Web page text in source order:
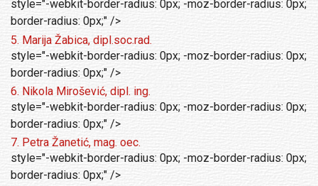
style="-webkit-border-radius: 0px; -moz-border-radius: 0px;
border-radius: 0px;" />
5. Marija Žabica, dipl.soc.rad.
style="-webkit-border-radius: 0px; -moz-border-radius: 0px;
border-radius: 0px;" />
6. Nikola Mirošević, dipl. ing.
style="-webkit-border-radius: 0px; -moz-border-radius: 0px;
border-radius: 0px;" />
7. Petra Žanetić, mag. oec.
style="-webkit-border-radius: 0px; -moz-border-radius: 0px;
border-radius: 0px;" />